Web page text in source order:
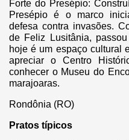
Forte do Presépio:
Presépio é o marco
defesa contra invasões.
de Feliz Lusitânia,
hoje é um espaço cultural
apreciar o Centro
conhecer o Museu do
marajoaras.
Rondônia (RO)
Pratos típicos